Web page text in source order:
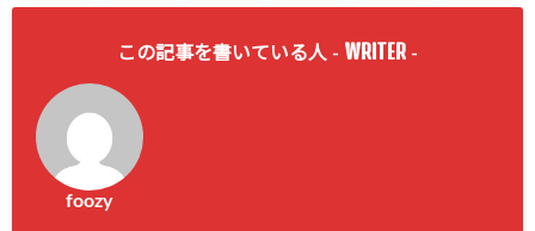
この記事を書いている人 - WRITER -
foozy